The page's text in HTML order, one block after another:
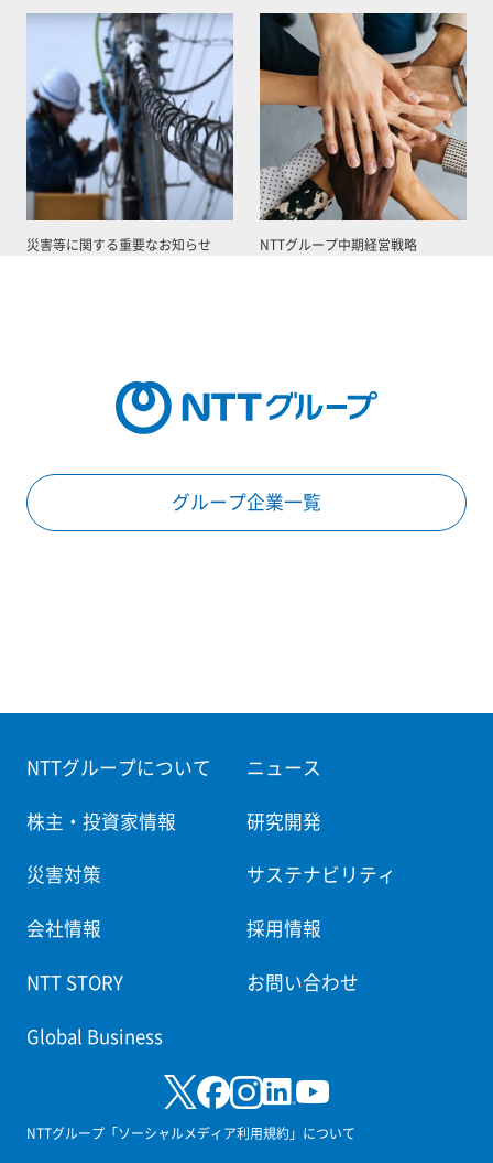
災害等に関する重要なお知らせ NTTグループ中期経営戦略
グループ企業一覧
NTTグループについて ニュース
株主・投資家情報 研究開発
災害対策 サステナビリティ
会社情報 採用情報
NTT STORY お問い合わせ
Global Business
NTTグループ「ソーシャルメディア利用規約」について